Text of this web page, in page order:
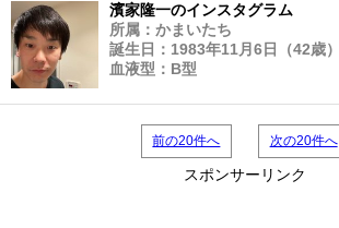
濱家隆一のインスタグラム
所属：かまいたち
誕生日：1983年11月6日（42歳）
血液型：B型
前の20件へ 次の20件へ
スポンサーリンク